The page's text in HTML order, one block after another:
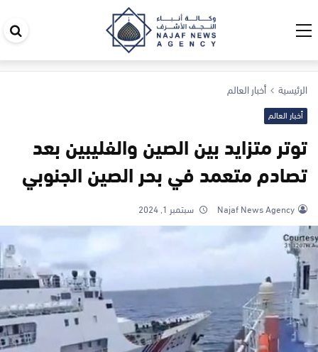
الرئيسية أخبار العالم
أخبار العالم
توتر متزايد بين الصين والفليبين بعد
تصادم متعمد في بحر الصين الجنوبي
Najaf News Agency سبتمبر 1, 2024